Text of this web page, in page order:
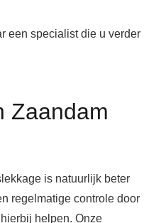
een specialist die u verder
Zaandam
is natuurlijk beter
regelmatige controle door
helpen. Onze